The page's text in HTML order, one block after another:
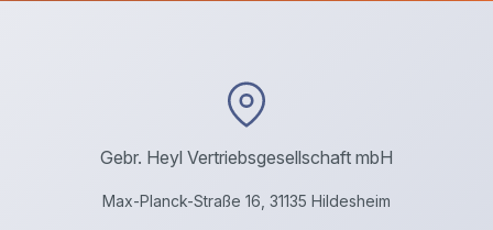
Gebr. Heyl Vertriebsgesellschaft mbH
Max-Planck-Straße 16, 31135 Hildesheim